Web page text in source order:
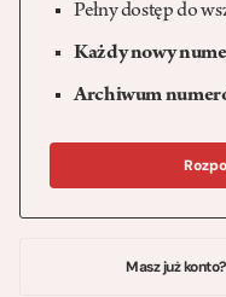
Pełny dostęp do
Każdy nowy
Archiwum
Masz już